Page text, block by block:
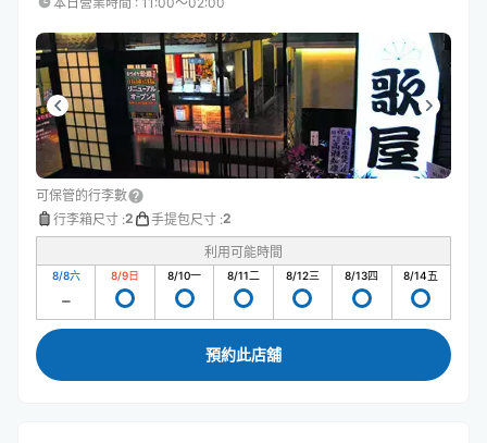
可保管的行李數
行李箱尺寸 :2 手提包尺寸 :2
利用可能時間
8/8六 8/9日 8/10一 8/11二 8/12三 8/13四 8/14五
預約此店舖